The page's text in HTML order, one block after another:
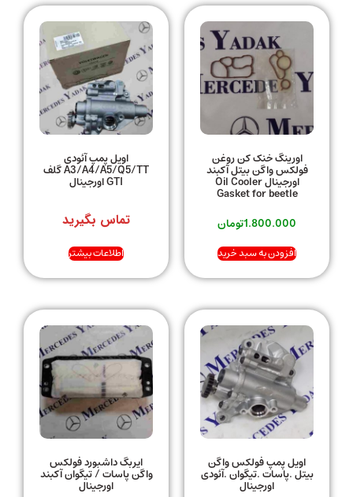
اورینگ خنک کن روغن
فولکس واگن بیتل آکبند
اورجینال Oil Cooler
Gasket for beetle
1.800.000تومان
افزودن به سبد خرید
اویل پمپ آئودی
A3/A4/A5/Q5/TT گلف
GTI اورجینال
تماس بگیرید
اطلاعات بیشتر
اویل پمپ فولکس واگن
بیتل .پاسات .تیگوان .آئودی
اورجینال
ایربگ داشبورد فولکس
واگن پاسات / تیگوان آکبند
اورجینال